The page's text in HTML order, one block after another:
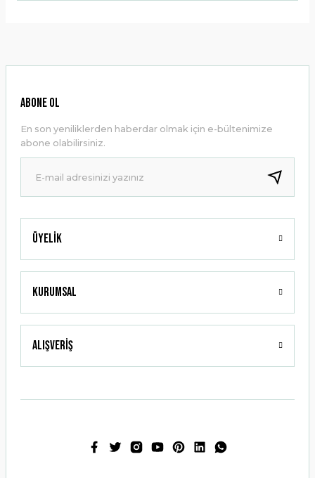
Ürün resmi kalitesiz, bozuk veya görüntülenemiyor.
Ürün bilgilerinde hatalar bulunuyor.
Ürün fiyatı diğer sitelerden daha pahalı.
Bu ürüne benzer farklı alternatifler olmalı.
Gönder
Üyelik
Kurumsal
Alışveriş
ABONE OL
En son yeniliklerden haberdar olmak için e-bültenimize
abone olabilirsiniz.